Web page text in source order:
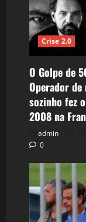
Crise 2.0
O Golpe de
Operador de
sozinho fez
2008 na
admin
0